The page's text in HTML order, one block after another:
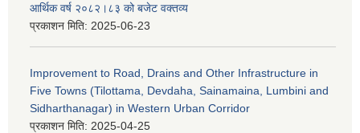
आर्थिक वर्ष २०८२।८३ को बजेट वक्तव्य
प्रकाशन मिति: 2025-06-23
Improvement to Road, Drains and Other Infrastructure in
Five Towns (Tilottama, Devdaha, Sainamaina, Lumbini and
Sidharthanagar) in Western Urban Corridor
प्रकाशन मिति: 2025-04-25